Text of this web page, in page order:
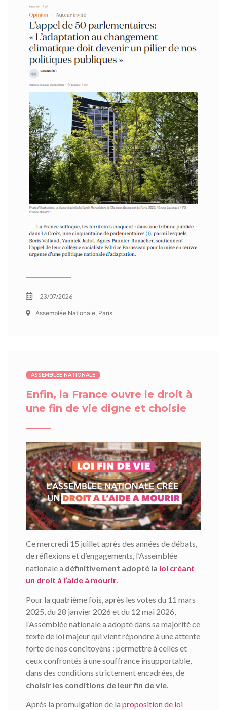
23/07/2026
Assemblée Nationale, Paris
ASSEMBLÉE NATIONALE
Enfin, la France ouvre le droit à
une fin de vie digne et choisie
Ce mercredi 15 juillet après des années de débats,
de réflexions et d’engagements, l’Assemblée
nationale a définitivement adopté la loi créant
un droit à l’aide à mourir
Pour la quatrième fois, après les votes du 11 mars
2025, du 28 janvier 2026 et du 12 mai 2026,
l’Assemblée nationale a adopté dans sa majorité ce
texte de loi majeur qui vient répondre à une attente
forte de nos concitoyens : permettre à celles et
ceux confrontés à une souffrance insupportable,
dans des conditions strictement encadrées, de
choisir les conditions de leur fin de vie.
Après la promulgation de la proposition de loi